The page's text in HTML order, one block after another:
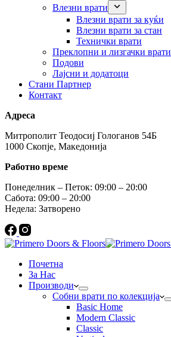
Влезни врати
Влезни врати за куќи
Влезни врати за стан
Технички врати
Преклопни и лизгачки врати
Подови
Лајсни и додатоци
Стани Партнер
Контакт
Адреса
Митрополит Теодосиј Гологанов 54Б
1000 Скопје, Македонија
Работно време
Понеделник – Петок: 09:00 – 20:00
Сабота: 09:00 – 20:00
Недела: Затворено
Почетна
За Нас
Производи
Собни врати по колекција
Basic Home
Modern Classic
Classic